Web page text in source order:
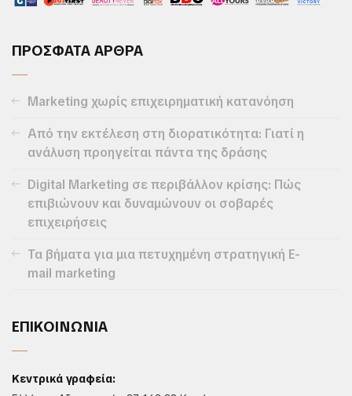
ΠΡΟΣΦΑΤΑ ΑΡΘΡΑ
Marketing χωρίς επιχειρηματική κατανόηση
Από την εκτέλεση στη διορατικότητα: Γιατί η
ανάλυση προηγείται πάντα της δράσης
Digital Marketing σε περιβάλλον κρίσης: Πώς
επιβιώνουν και δυναμώνουν οι σοβαρές
επιχειρήσεις
Τα βήματα για μια πετυχημένη στρατηγική E-
mail marketing
ΕΠΙΚΟΙΝΩΝΙΑ
Κεντρικά γραφεία: